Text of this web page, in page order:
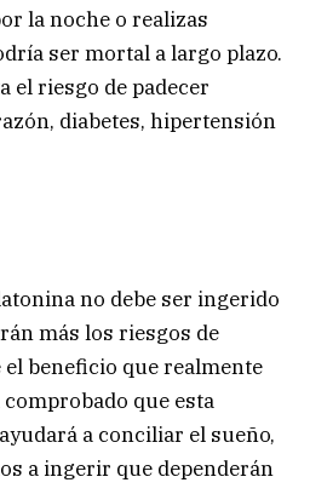
la noche o realizas
ser mortal a largo plazo.
el riesgo de padecer
diabetes, hipertensión
no debe ser ingerido
más los riesgos de
el beneficio que realmente
que esta
a conciliar el sueño,
a ingerir que dependerán